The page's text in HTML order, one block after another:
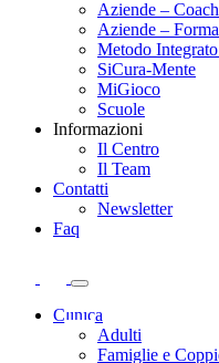
Aziende –
Aziende –
Metodo
SiCura-Mente
MiGioco
Scuole
Informazioni
Il Centro
Il Team
Contatti
Newsletter
Faq
Clinica
Adulti
Famiglie e